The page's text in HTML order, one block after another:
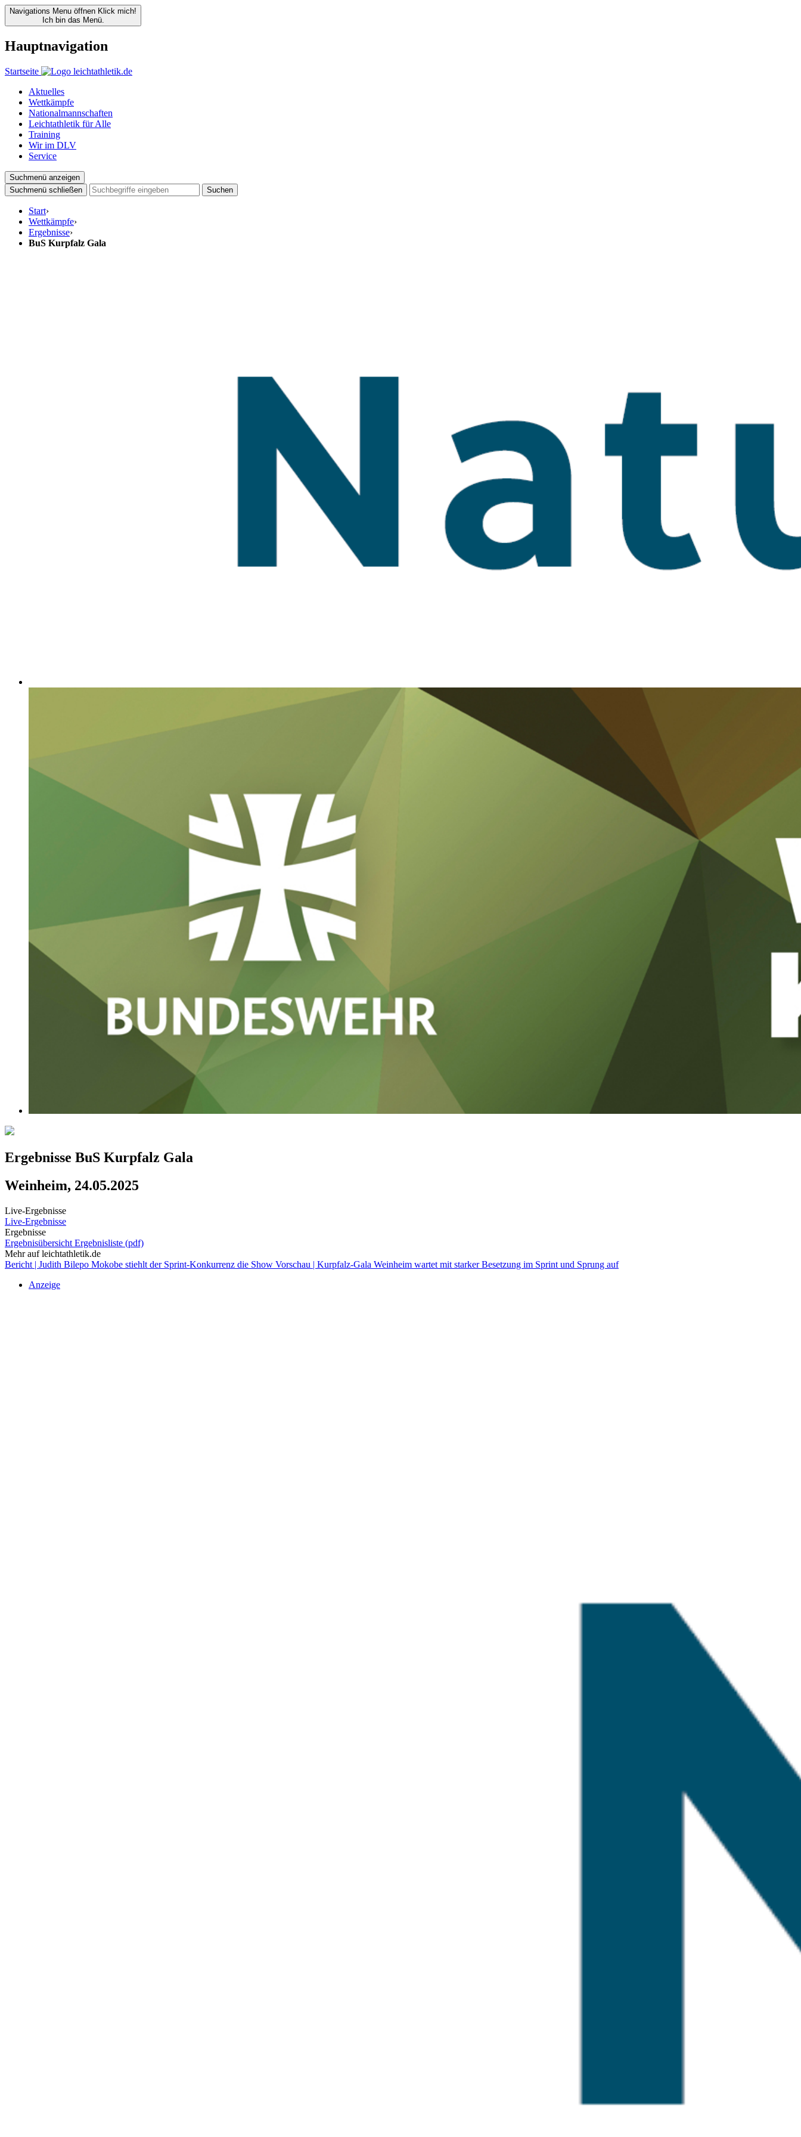
Navigations Menu öffnen Klick mich!
Ich bin das Menü.
Hauptnavigation
Startseite
Aktuelles
Wettkämpfe
Nationalmannschaften
Leichtathletik für Alle
Training
Wir im DLV
Service
Suchmenü anzeigen
Suchmenü schließen
Suchen
Start›
Wettkämpfe›
Ergebnisse›
BuS Kurpfalz Gala
Ergebnisse BuS Kurpfalz Gala
Weinheim, 24.05.2025
Live-Ergebnisse
Live-Ergebnisse
Ergebnisse
Ergebnisübersicht Ergebnisliste (pdf)
Mehr auf leichtathletik.de
Bericht | Judith Bilepo Mokobe stiehlt der Sprint-Konkurrenz die Show Vorschau | Kurpfalz-Gala Weinheim wartet mit starker Besetzung im Sprint und Sprung auf
Anzeige